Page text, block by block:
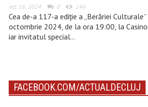
oct. 16, 2024 0 146
Cea de-a 117-a ediție a „Berăriei
octombrie 2024, de la ora 19:00, la
iar invitatul special…
FACEBOOK.COM/ACTUALDECLUJ